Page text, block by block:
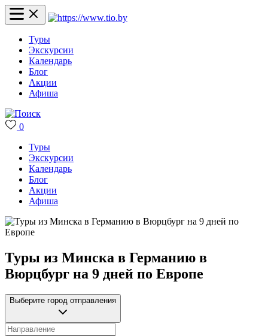
Туры
Экскурсии
Календарь
Блог
Акции
Афиша
0
Туры
Экскурсии
Календарь
Блог
Акции
Афиша
Туры из Минска в Германию в
Вюрцбург на 9 дней по Европе
Выберите город отправления